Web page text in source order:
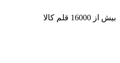
بیش از 16000 قلم کالا